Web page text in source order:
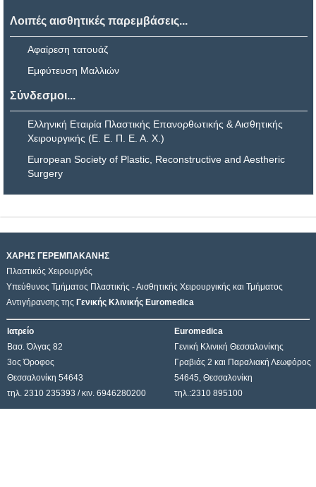
Λοιπές αισθητικές παρεμβάσεις...
Αφαίρεση τατουάζ
Εμφύτευση Μαλλιών
Σύνδεσμοι...
Ελληνική Εταιρία Πλαστικής Επανορθωτικής & Αισθητικής
Χειρουργικής (Ε. Ε. Π. Ε. Α. Χ.)
European Society of Plastic, Reconstructive and Aestheric
Surgery
ΧΑΡΗΣ ΓΕΡΕΜΠΑΚΑΝΗΣ
Πλαστικός Χειρουργός
Υπεύθυνος Τμήματος Πλαστικής - Αισθητικής Χειρουργικής και Τμήματος
Αντιγήρανσης της Γενικής Κλινικής Euromedica
Ιατρείο
Euromedica
Βασ. Όλγας 82
Γενική Κλινική Θεσσαλονίκης
3ος Όροφος
Γραβιάς 2 και Παραλιακή Λεωφόρος
Θεσσαλονίκη 54643
54645, Θεσσαλονίκη
τηλ. 2310 235393 / κιν. 6946280200
τηλ.:2310 895100